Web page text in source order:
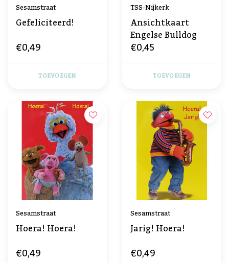
Sesamstraat
Gefeliciteerd!
€0,49
TOEVOEGEN
TSS-Nijkerk
Ansichtkaart
Engelse Bulldog
€0,45
TOEVOEGEN
Sesamstraat
Hoera! Hoera!
€0,49
Sesamstraat
Jarig! Hoera!
€0,49